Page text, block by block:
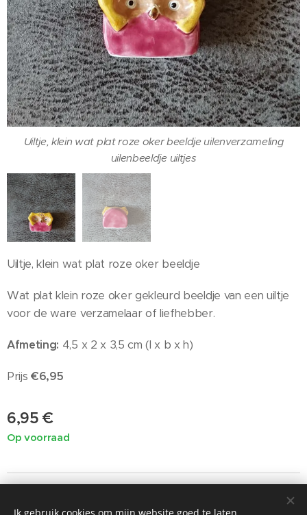
Uiltje, klein wat plat roze oker beeldje uilenverzameling
uilenbeeldje uiltjes
Uiltje, klein wat plat roze oker beeldje uilenverzameling
uilenbeeldje uiltjes
Uiltje, klein wat plat roze oker beeldje
Wat plat klein roze oker gekleurd beeldje van een uiltje
voor de ware verzamelaar of liefhebber.
Afmeting: 4,5 x 2 x 3,5 cm (l x b x h)
Prijs€6,95
6,95 €
Op voorraad